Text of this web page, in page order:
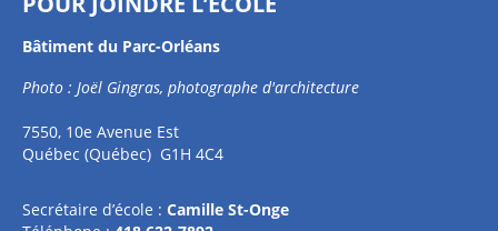
Bâtiment du Parc-Orléans
Photo : Joël Gingras, photographe d'architecture
7550, 10e Avenue Est
Québec (Québec) G1H 4C4
Secrétaire d’école : Camille St-Onge